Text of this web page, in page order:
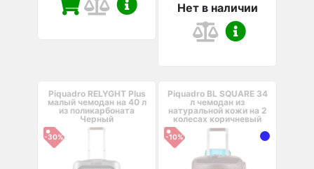
Нет в наличии
Piquadro RELYGHT Plus
малый чемодан на 40 л
из поликарбоната
Черный
-30%
Piquadro BL SQUARE 34
л чемодан из
натуральной кожи на 2
колесах коричневый
-10%